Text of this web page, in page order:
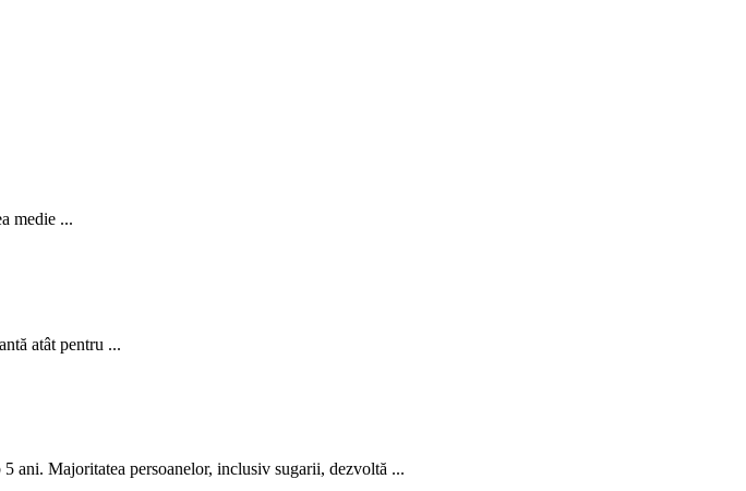
medie ...
atât pentru ...
ani. Majoritatea persoanelor, inclusiv sugarii, dezvoltă ...